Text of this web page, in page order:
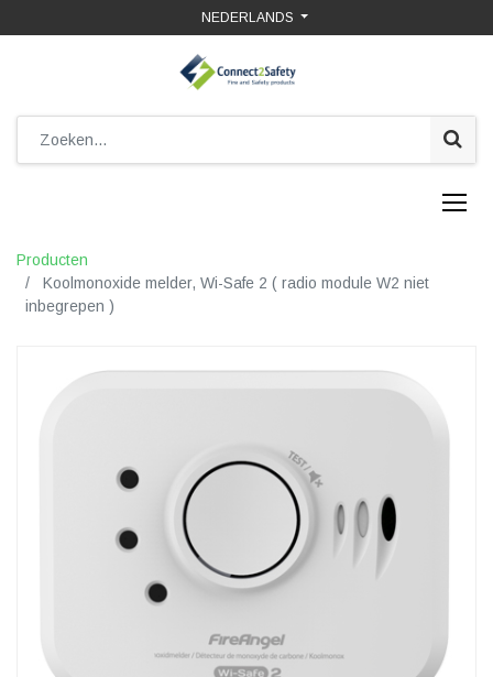
NEDERLANDS
Producten
Koolmonoxide melder, Wi-Safe 2 ( radio module W2 niet
inbegrepen )